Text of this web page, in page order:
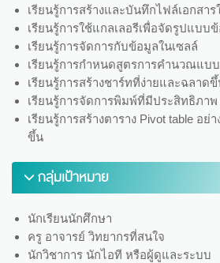
เรียนรู้การสร้างและบันทึกไฟล์เอกสาร
เรียนรู้การใช้แกลเลอรีเพื่อจัดรูปแบบ
เรียนรู้การจัดการกับข้อมูลในเซลล์
เรียนรู้การกำหนดสูตรการคำนวณแบ
เรียนรู้การสร้างชาร์ทที่ง่ายและฉลาด
เรียนรู้การจัดการพิมพ์ที่มีประสิทธิภาพ
เรียนรู้การสร้างตาราง Pivot table อย่
ขึ้น
กลุ่มเป้าหมาย
นักเรียนนักศึกษา
ครู อาจารย์ วิทยากรที่สนใจ
นักวิชาการ นักไอที หรือผู้ดูและระบบ